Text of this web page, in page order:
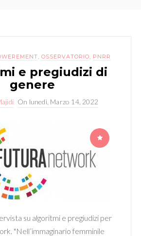
, OSSERVATORIO, PNRR
e pregiudizi di
genere
On lunedì, Marzo 14, 2022
su algoritmi e pregiudizi per
"Nell’immaginario femminile